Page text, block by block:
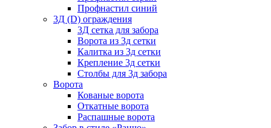
Профнастил синий
3Д (D) ограждения
3Д сетка для забора
Ворота из 3д сетки
Калитка из 3д сетки
Крепление 3д сетки
Столбы для 3д забора
Ворота
Кованые ворота
Откатные ворота
Распашные ворота